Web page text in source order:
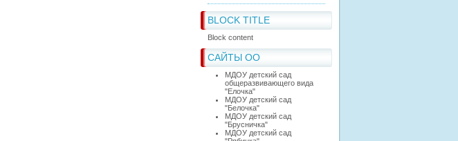
BLOCK TITLE
Block content
САЙТЫ ОО
МДОУ детский сад
общеразвивающего вида
"Елочка"
МДОУ детский сад
"Белочка"
МДОУ детский сад
"Брусничка"
МДОУ детский сад